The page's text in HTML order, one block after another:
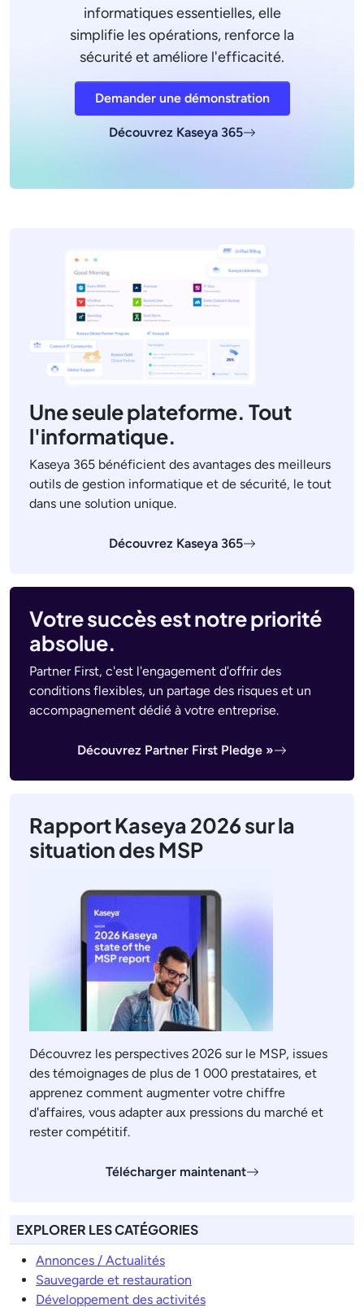
informatiques essentielles, elle
simplifie les opérations, renforce la
sécurité et améliore l'efficacité.
Demander une démonstration
Découvrez Kaseya 365
Une seule plateforme. Tout
l'informatique.
Kaseya 365 bénéficient des avantages des meilleurs
outils de gestion informatique et de sécurité, le tout
dans une solution unique.
Découvrez Kaseya 365
Votre succès est notre priorité
absolue.
Partner First, c'est l'engagement d'offrir des
conditions flexibles, un partage des risques et un
accompagnement dédié à votre entreprise.
Découvrez Partner First Pledge »
Rapport Kaseya 2026 sur la
situation des MSP
Découvrez les perspectives 2026 sur le MSP, issues
des témoignages de plus de 1 000 prestataires, et
apprenez comment augmenter votre chiffre
d'affaires, vous adapter aux pressions du marché et
rester compétitif.
Télécharger maintenant
EXPLORER LES CATÉGORIES
Annonces / Actualités
Sauvegarde et restauration
Développement des activités